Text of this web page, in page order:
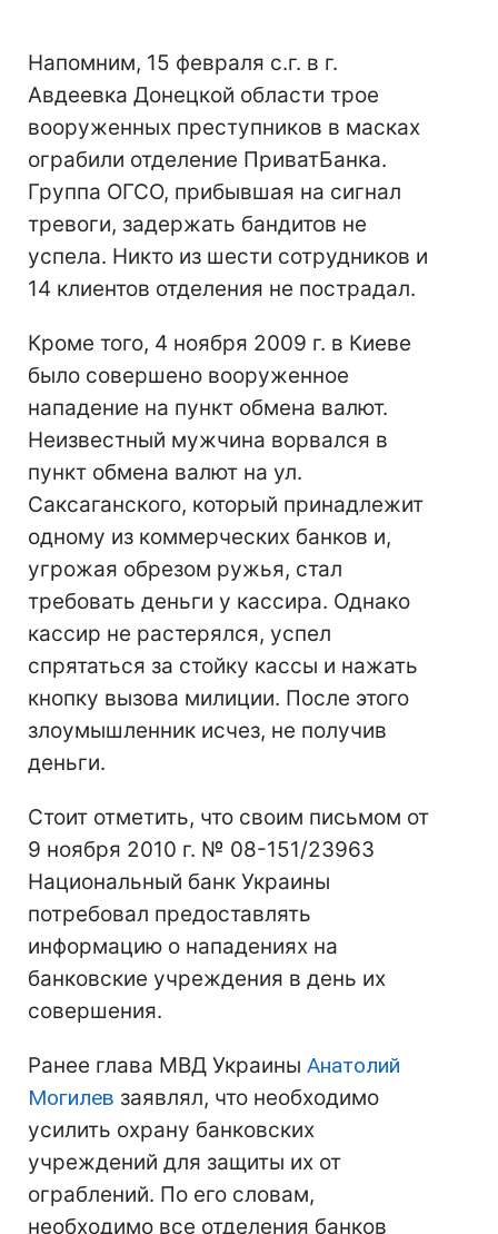
Напомним, 15 февраля с.г. в г.
Авдеевка Донецкой области трое
вооруженных преступников в масках
ограбили отделение ПриватБанка.
Группа ОГСО, прибывшая на сигнал
тревоги, задержать бандитов не
успела. Никто из шести сотрудников и
14 клиентов отделения не пострадал.
Кроме того, 4 ноября 2009 г. в Киеве
было совершено вооруженное
нападение на пункт обмена валют.
Неизвестный мужчина ворвался в
пункт обмена валют на ул.
Саксаганского, который принадлежит
одному из коммерческих банков и,
угрожая обрезом ружья, стал
требовать деньги у кассира. Однако
кассир не растерялся, успел
спрятаться за стойку кассы и нажать
кнопку вызова милиции. После этого
злоумышленник исчез, не получив
деньги.
Стоит отметить, что своим письмом от
9 ноября 2010 г. № 08-151/23963
Национальный банк Украины
потребовал предоставлять
информацию о нападениях на
банковские учреждения в день их
совершения.
Ранее глава МВД Украины Анатолий
Могилев заявлял, что необходимо
усилить охрану банковских
учреждений для защиты их от
ограблений. По его словам,
необходимо все отделения банков